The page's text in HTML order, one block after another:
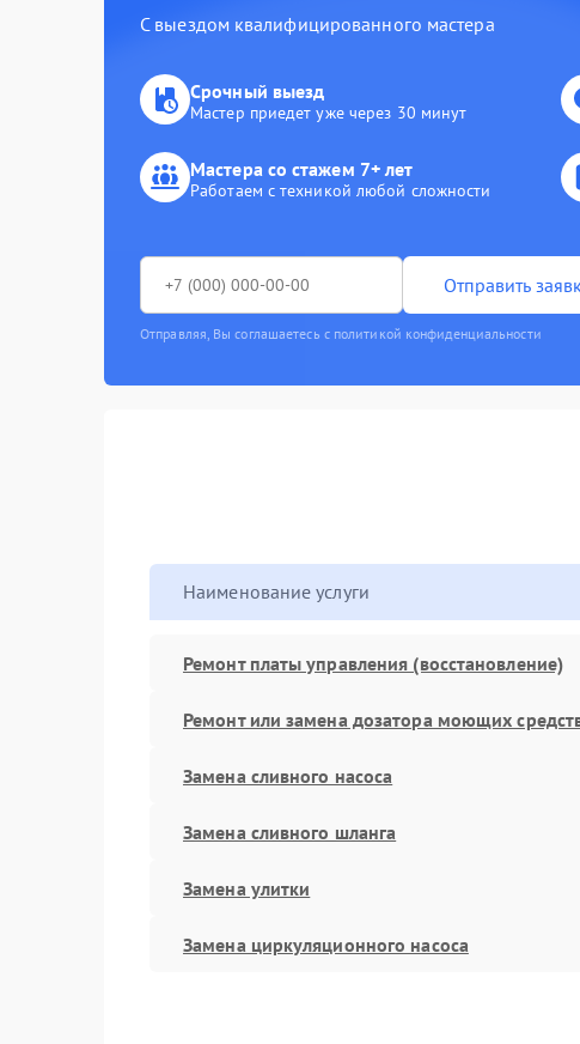
С выездом квалифицированного мастера
Срочный выезд
Мастер приедет уже через 30 минут
Мастера со стажем 7+ лет
Работаем с техникой любой сложности
Отправить
Отправляя, Вы соглашаетесь с политикой конфиденциальности
Наименование услуги
Ремонт платы управления (восстановление)
Ремонт или замена дозатора моющих
Замена сливного насоса
Замена сливного шланга
Замена улитки
Замена циркуляционного насоса